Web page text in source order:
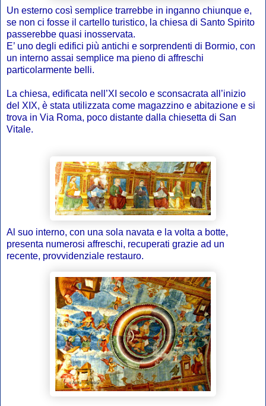
Un esterno così semplice trarrebbe in inganno chiunque e,
se non ci fosse il cartello turistico, la chiesa di Santo Spirito
passerebbe quasi inosservata.
E’ uno degli edifici più antichi e sorprendenti di Bormio, con
un interno assai semplice ma pieno di affreschi
particolarmente belli.
La chiesa, edificata nell’XI secolo e sconsacrata all’inizio
del XIX, è stata utilizzata come magazzino e abitazione e si
trova in Via Roma, poco distante dalla chiesetta di San
Vitale.
Al suo interno, con una sola navata e la volta a botte,
presenta numerosi affreschi, recuperati grazie ad un
recente, provvidenziale restauro.